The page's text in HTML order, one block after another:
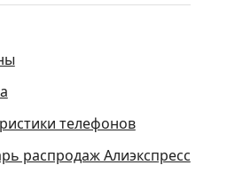
телефонов
распродаж Алиэкспресс